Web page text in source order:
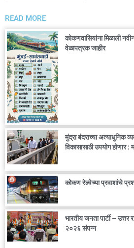
READ MORE
कोकणवासियांना मिळाली
वेळापत्रक जाहीर
मुंद्रा बंदराच्या अत्याधुनिक
विकासासाठी उपयोग होणार :
कोकण रेल्वेच्या प्रवाशांचे
भारतीय जनता पार्टी – उत्तर
२०२६ संपन्न